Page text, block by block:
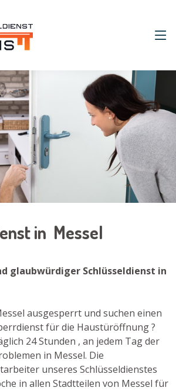
in Messel
glaubwürdiger Schlüsseldienst in
ausgesperrt und suchen einen
für die Haustüröffnung ?
24 Stunden , an jedem Tag der
in Messel. Die
unseres Schlüsseldienstes
in allen Stadtteilen von Messel für